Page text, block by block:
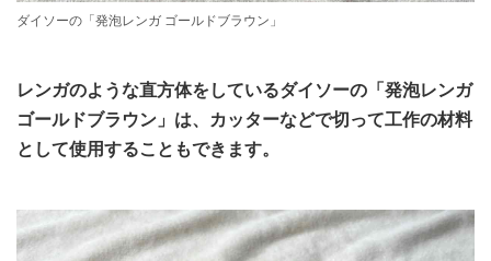
ダイソーの「発泡レンガ ゴールドブラウン」
レンガのような直方体をしているダイソーの「発泡レンガ
ゴールドブラウン」は、カッターなどで切って工作の材料
として使用することもできます。